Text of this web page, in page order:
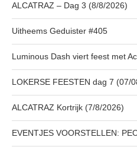
ALCATRAZ – Dag 3 (8/8/2026)
Uitheems Geduister #405
Luminous Dash viert feest met
LOKERSE FEESTEN dag 7 (07/
ALCATRAZ Kortrijk (7/8/2026)
EVENTJES VOORSTELLEN: